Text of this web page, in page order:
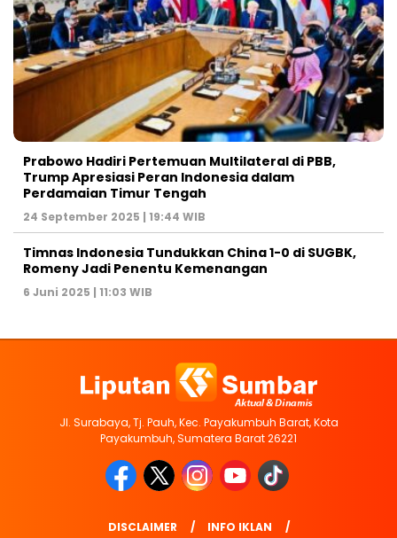
Prabowo Hadiri Pertemuan Multilateral di PBB,
Trump Apresiasi Peran Indonesia dalam
Perdamaian Timur Tengah
24 September 2025 | 19:44 WIB
Timnas Indonesia Tundukkan China 1-0 di SUGBK,
Romeny Jadi Penentu Kemenangan
6 Juni 2025 | 11:03 WIB
Jl. Surabaya, Tj. Pauh, Kec. Payakumbuh Barat, Kota
Payakumbuh, Sumatera Barat 26221
DISCLAIMER INFO IKLAN